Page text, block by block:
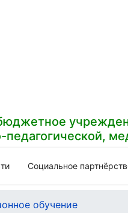
педагогической,
Социальное
обучение